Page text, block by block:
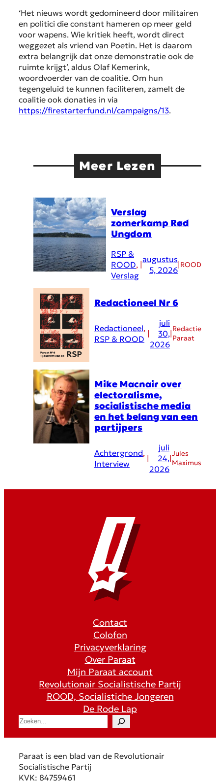
‘Het nieuws wordt gedomineerd door militairen
en politici die constant hameren op meer geld
voor wapens. Wie kritiek heeft, wordt direct
weggezet als vriend van Poetin. Het is daarom
extra belangrijk dat onze demonstratie ook de
ruimte krijgt’, aldus Olaf Kemerink,
woordvoerder van de coalitie. Om hun
tegengeluid te kunnen faciliteren, zamelt de
coalitie ook donaties in via
https://firestarterfund.nl/campaigns/13.
Meer Lezen
Verslag
zomerkamp Rød
Ungdom
RSP &
ROOD
Verslag
augustus
5, 2026
ROOD
Redactioneel Nr 6
Redactioneel
RSP & ROOD
juli
30,
2026
Redactie
Paraat
Mike Macnair over
electoralisme,
socialistische media
en het belang van een
partijpers
Achtergrond
Interview
juli
24,
2026
Jules
Maximus
Contact
Colofon
Privacyverklaring
Over Paraat
Mijn Paraat account
Revolutionair Socialistische Partij
ROOD, Socialistiche Jongeren
De Rode Lap
S
e
r
c
h
Paraat is een blad van de Revolutionair
Socialistische Partij
KVK: 84759461